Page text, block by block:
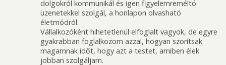
dolgokról kommunikál és igen figyelemreméltó
üzenetekkel szolgál, a honlapon olvasható
életmódról.
Vállalkozóként hihetetlenül elfoglalt vagyok, de egyre
gyakrabban foglalkozom azzal, hogyan szorítsak
magamnak időt, hogy azt a testet, amiben élek
jobban szolgáljam.